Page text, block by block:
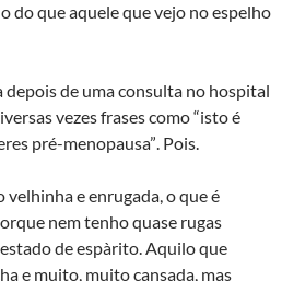
do que aquele que vejo no espelho
de uma consulta no hospital
vezes frases como “isto é
pré-menopausa”. Pois.
e enrugada, o que é
nem tenho quase rugas
de espà­rito. Aquilo que
e muito, muito cansada, mas